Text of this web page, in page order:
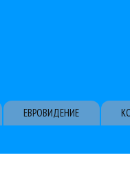
ЕВРОВИДЕНИЕ